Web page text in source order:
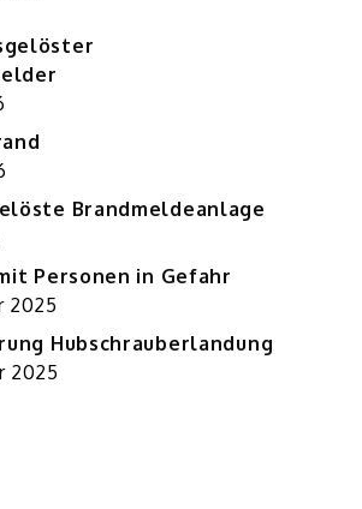
Brandmeldeanlage
Personen in Gefahr
2025
Hubschrauberlandung
2025